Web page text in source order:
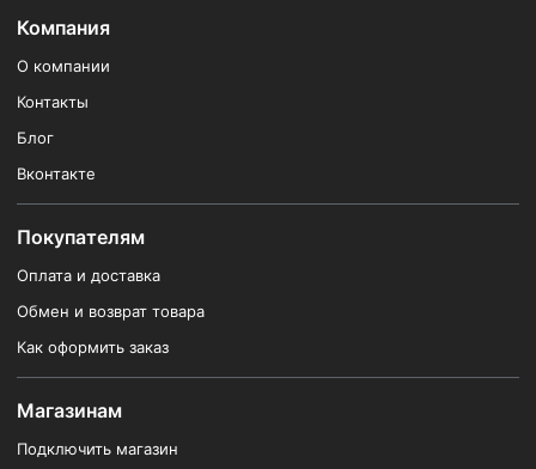
Компания
О компании
Контакты
Блог
Вконтакте
Покупателям
Оплата и доставка
Обмен и возврат товара
Как оформить заказ
Магазинам
Подключить магазин